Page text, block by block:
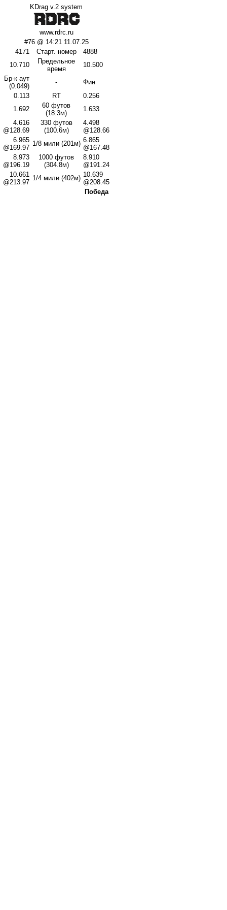
KDrag v.2 system
www.rdrc.ru
#76 @ 14:21 11.07.25
4171
Старт. номер
4888
10.710
Предельное
время
10.500
Бр-к аут
(0.049)
-
Фин
0.113
RT
0.256
1.692
60 футов
(18.3м)
1.633
4.616
@128.69
330 футов
(100.6м)
4.498
@128.66
6.965
@169.97
1/8 мили (201м) 6.865
@167.48
8.973
@196.19
1000 футов
(304.8м)
8.910
@191.24
10.661
@213.97
1/4 мили (402м) 10.639
@208.45
Победа